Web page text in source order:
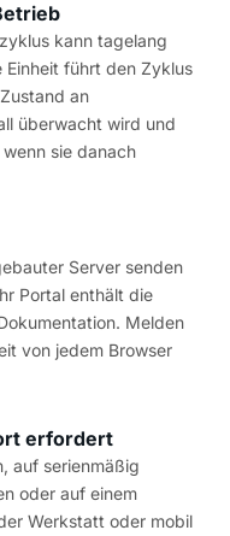
kann tagelang
Einheit führt den Zyklus
an
überwacht wird und
sie danach
Server senden
Portal enthält die
Melden
von jedem Browser
erfordert
auf serienmäßig
oder auf einem
Werkstatt oder mobil